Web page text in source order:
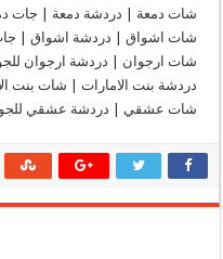
شات دمعة | دردشة دمعة | جات
شات اشواق | دردشة اشواق |
شات ارجوان | دردشة ارجوان
دردشة بنت الامارات | شات بنت
شات عشقي | دردشة عشقي